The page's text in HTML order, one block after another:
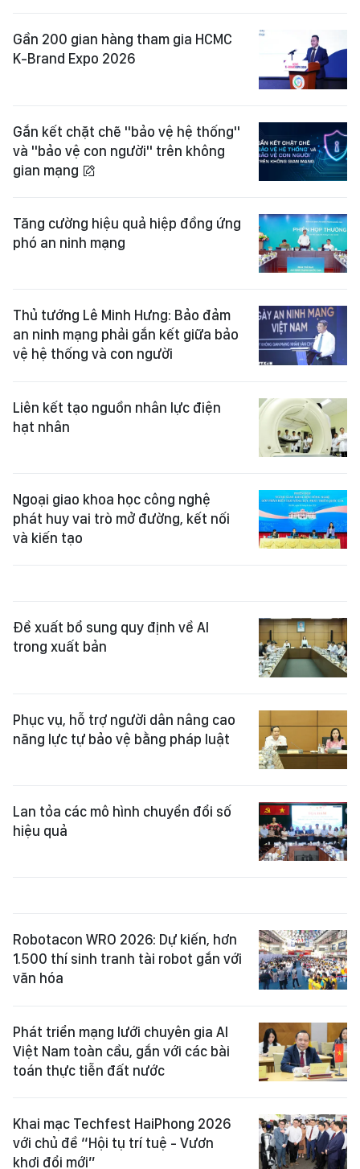
Gần 200 gian hàng tham gia HCMC
K-Brand Expo 2026
Gắn kết chặt chẽ "bảo vệ hệ thống"
và "bảo vệ con người" trên không
gian mạng
Tăng cường hiệu quả hiệp đồng ứng
phó an ninh mạng
Thủ tướng Lê Minh Hưng: Bảo đảm
an ninh mạng phải gắn kết giữa bảo
vệ hệ thống và con người
Liên kết tạo nguồn nhân lực điện
hạt nhân
Ngoại giao khoa học công nghệ
phát huy vai trò mở đường, kết nối
và kiến tạo
Đề xuất bổ sung quy định về AI
trong xuất bản
Phục vụ, hỗ trợ người dân nâng cao
năng lực tự bảo vệ bằng pháp luật
Lan tỏa các mô hình chuyển đổi số
hiệu quả
Robotacon WRO 2026: Dự kiến, hơn
1.500 thí sinh tranh tài robot gắn với
văn hóa
Phát triển mạng lưới chuyên gia AI
Việt Nam toàn cầu, gắn với các bài
toán thực tiễn đất nước
Khai mạc Techfest HaiPhong 2026
với chủ đề “Hội tụ trí tuệ - Vươn
khơi đổi mới”